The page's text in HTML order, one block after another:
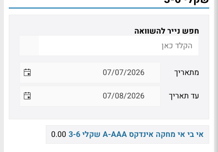
חפש נייר להשוואה
מתאריך
עד תאריך
אי בי אי מחקה אינדקס A-AAA שקלי 3-6 0.00